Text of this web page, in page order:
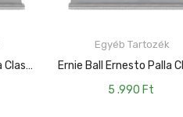
Ernie Ball Ernesto Palla Classical Black&silver
Egyéb Tartozék
5 .990 Ft
KOSÁRBA TESZEM